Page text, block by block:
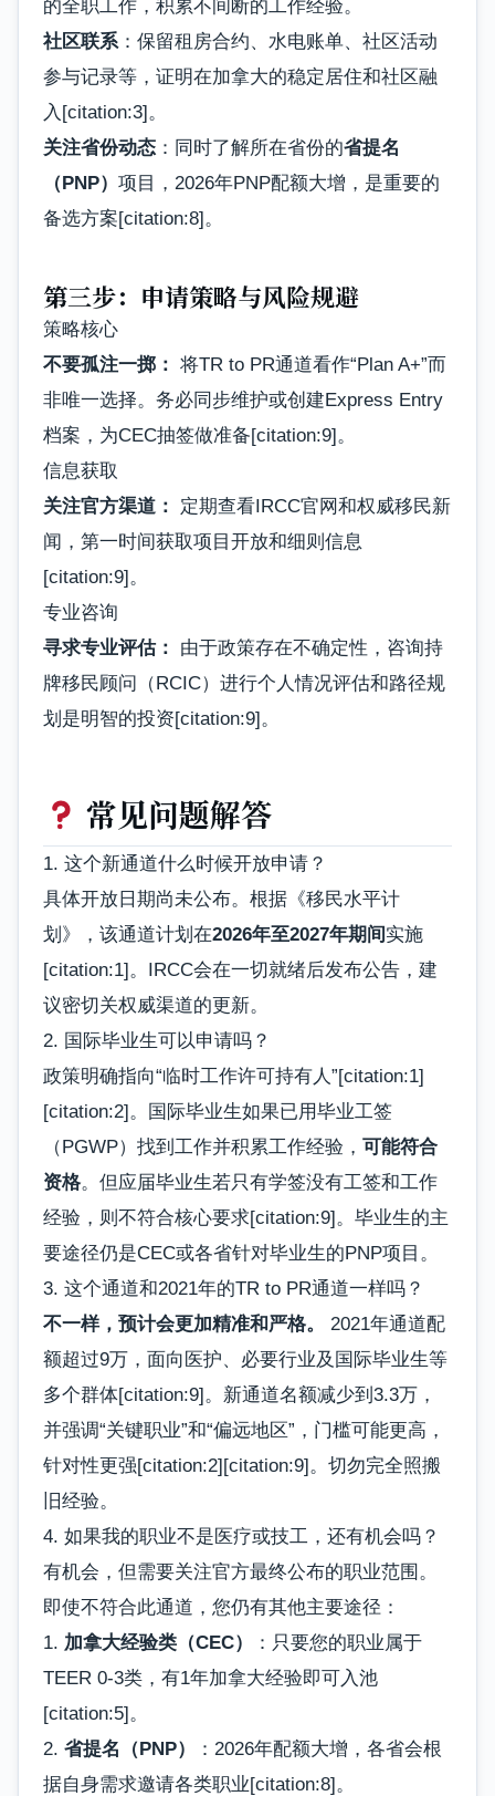
的全职工作，积累不间断的工作经验。
社区联系 ：保留租房合约、水电账单、社区活动
参与记录等，证明在加拿大的稳定居住和社区融
入[citation:3]。
关注省份动态 ：同时了解所在省份的省提名
（PNP） 项目，2026年PNP配额大增，是重要的
备选方案[citation:8]。
第三步：申请策略与风险规避
策略核心
不要孤注一掷： 将TR to PR通道看作“Plan A+”而
非唯一选择。务必同步维护或创建Express Entry
档案，为CEC抽签做准备[citation:9]。
信息获取
关注官方渠道：
定期查看IRCC官网和权威移民新
闻，第一时间获取项目开放和细则信息
[citation:9]。
专业咨询
寻求专业评估：
由于政策存在不确定性，咨询持
牌移民顾问（RCIC）进行个人情况评估和路径规
划是明智的投资[citation:9]。
常见问题解答
1. 这个新通道什么时候开放申请？
具体开放日期尚未公布。根据《移民水平计
划》，该通道计划在2026年至2027年期间实施
[citation:1]。IRCC会在一切就绪后发布公告，建
议密切关权威渠道的更新。
2. 国际毕业生可以申请吗？
政策明确指向“临时工作许可持有人”[citation:1]
[citation:2]。国际毕业生如果已用毕业工签
（PGWP）找到工作并积累工作经验， 可能符合
资格。但应届毕业生若只有学签没有工签和工作
经验，则不符合核心要求[citation:9]。毕业生的主
要途径仍是CEC或各省针对毕业生的PNP项目。
3. 这个通道和2021年的TR to PR通道一样吗？
不一样，预计会更加精准和严格。
2021年通道配
额超过9万，面向医护、必要行业及国际毕业生等
多个群体[citation:9]。新通道名额减少到3.3万，
并强调“关键职业”和“偏远地区”，门槛可能更高，
针对性更强[citation:2][citation:9]。切勿完全照搬
旧经验。
4. 如果我的职业不是医疗或技工，还有机会吗？
有机会，但需要关注官方最终公布的职业范围。
即使不符合此通道，您仍有其他主要途径：
1. 加拿大经验类（CEC）
：只要您的职业属于
TEER 0-3类，有1年加拿大经验即可入池
[citation:5]。
2. 省提名（PNP）
：2026年配额大增，各省会根
据自身需求邀请各类职业[citation:8]。